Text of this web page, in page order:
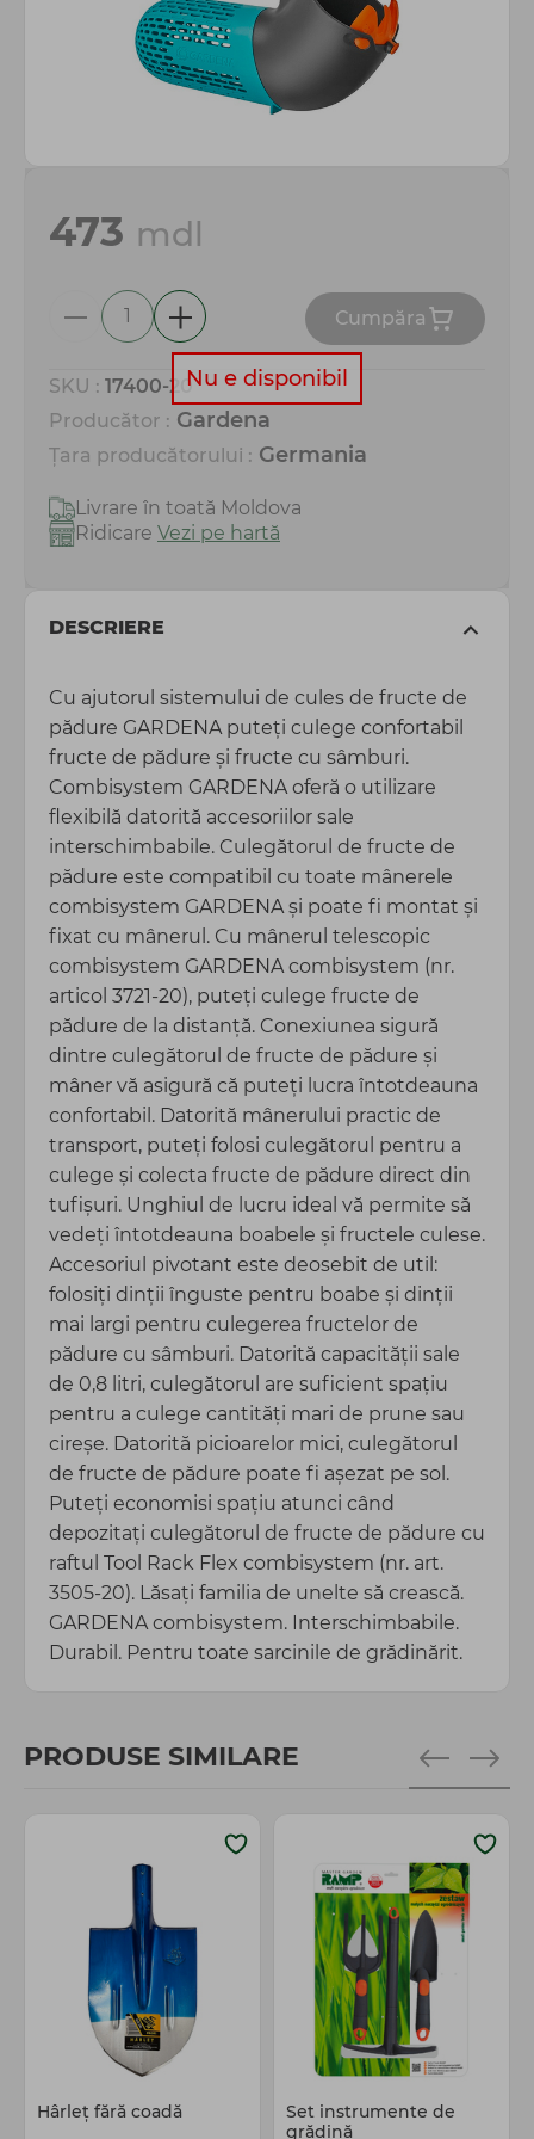
Totul pentru gospodărie
SKU : 17400-20
Producător : Gardena
Țara producătorului : Germania
473 mdl
Nu e disponibil
Сumpăra
Livrare în toată Moldova
Ridicare Vezi pe hartă
DESCRIERE
Cu ajutorul sistemului de cules de fructe de
pădure GARDENA puteți culege confortabil
fructe de pădure și fructe cu sâmburi.
Combisystem GARDENA oferă o utilizare
flexibilă datorită accesoriilor sale
interschimbabile. Culegătorul de fructe de
pădure este compatibil cu toate mânerele
combisystem GARDENA și poate fi montat și
fixat cu mânerul. Cu mânerul telescopic
combisystem GARDENA combisystem (nr.
articol 3721-20), puteți culege fructe de
pădure de la distanță. Conexiunea sigură
dintre culegătorul de fructe de pădure și
mâner vă asigură că puteți lucra întotdeauna
confortabil. Datorită mânerului practic de
transport, puteți folosi culegătorul pentru a
culege și colecta fructe de pădure direct din
tufișuri. Unghiul de lucru ideal vă permite să
vedeți întotdeauna boabele și fructele culese.
Accesoriul pivotant este deosebit de util:
folosiți dinții înguste pentru boabe și dinții
mai largi pentru culegerea fructelor de
pădure cu sâmburi. Datorită capacității sale
de 0,8 litri, culegătorul are suficient spațiu
pentru a culege cantități mari de prune sau
cireșe. Datorită picioarelor mici, culegătorul
de fructe de pădure poate fi așezat pe sol.
Puteți economisi spațiu atunci când
depozitați culegătorul de fructe de pădure cu
raftul Tool Rack Flex combisystem (nr. art.
3505-20). Lăsați familia de unelte să crească.
GARDENA combisystem. Interschimbabile.
Durabil. Pentru toate sarcinile de grădinărit.
PRODUSE SIMILARE
Hârleţ fără coadă
Set instrumente de
grădină